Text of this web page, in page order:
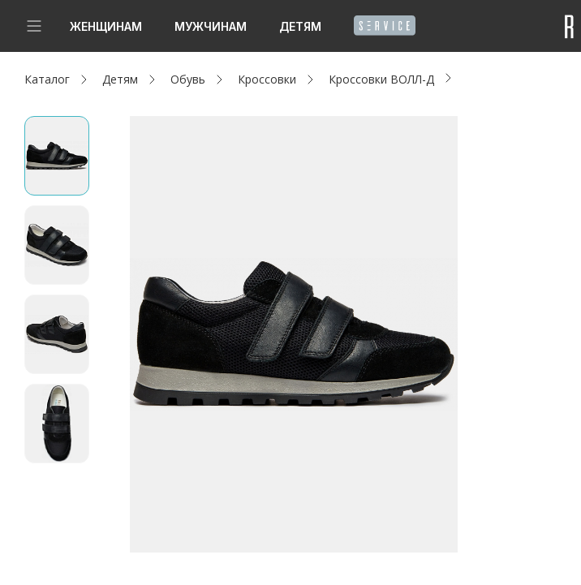
ЖЕНЩИНАМ МУЖЧИНАМ ДЕТЯМ
Новинки
Женщинам
Мужчинам
Капсула
Акции / Новости
Адреса магазинов
Каталог Детям Обувь Кроссовки Кроссовки ВОЛЛ-Д